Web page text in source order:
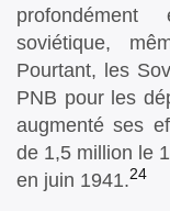
soviétique,
Pourtant, les
PNB pour les
augmenté ses
de 1,5 million le
en juin 1941.24